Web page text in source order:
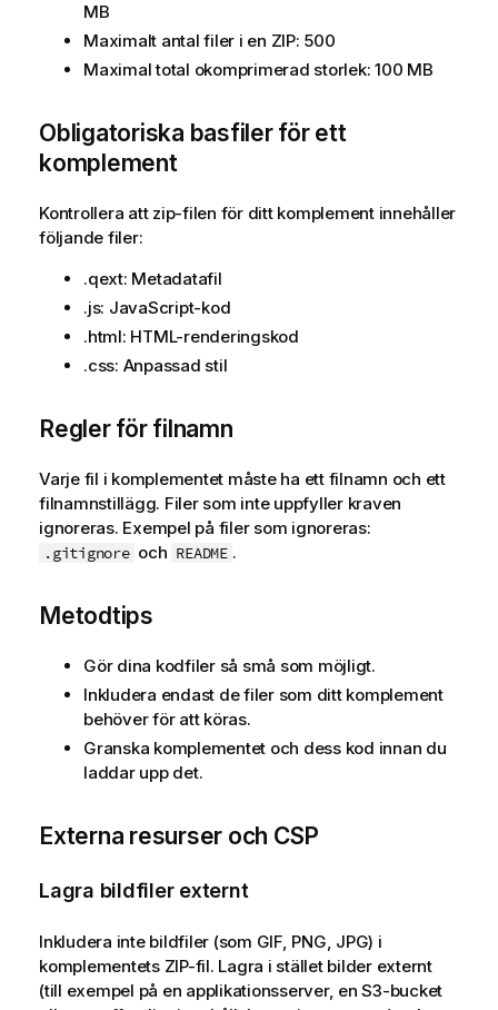
MB
Maximalt antal filer i en ZIP: 500
Maximal total okomprimerad storlek: 100 MB
Obligatoriska basfiler för ett
komplement
Kontrollera att zip-filen för ditt komplement innehåller
följande filer:
.qext: Metadatafil
.js: JavaScript-kod
.html: HTML-renderingskod
.css: Anpassad stil
Regler för filnamn
Varje fil i komplementet måste ha ett filnamn och ett
filnamnstillägg. Filer som inte uppfyller kraven
ignoreras. Exempel på filer som ignoreras:
.gitignore och README .
Metodtips
Gör dina kodfiler så små som möjligt.
Inkludera endast de filer som ditt komplement
behöver för att köras.
Granska komplementet och dess kod innan du
laddar upp det.
Externa resurser och CSP
Lagra bildfiler externt
Inkludera inte bildfiler (som GIF, PNG, JPG) i
komplementets ZIP-fil. Lagra i stället bilder externt
(till exempel på en applikationsserver, en S3-bucket